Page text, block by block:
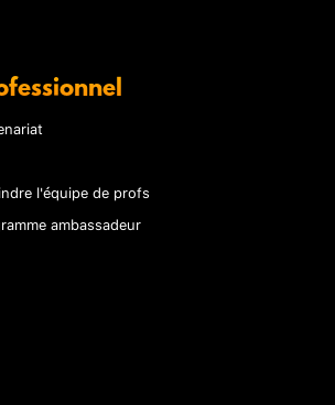
l'équipe de profs
ambassadeur